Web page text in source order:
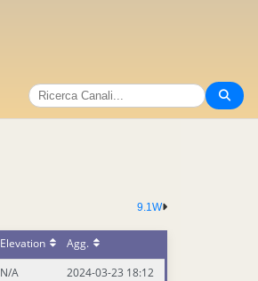
9.1W
Elevation
Agg.
N/A
2024-03-23 18:12